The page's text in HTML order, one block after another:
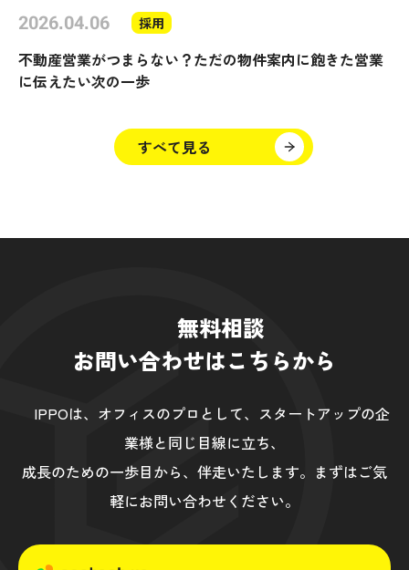
2026.04.06 採用
不動産営業がつまらない？ただの物件案内に飽きた営業
に伝えたい次の一歩
すべて見る
無料相談
お問い合わせはこちらから
IPPOは、オフィスのプロとして、スタートアップの企
業様と同じ目線に立ち、
成長のための一歩目から、伴走いたします。まずはご気
軽にお問い合わせください。